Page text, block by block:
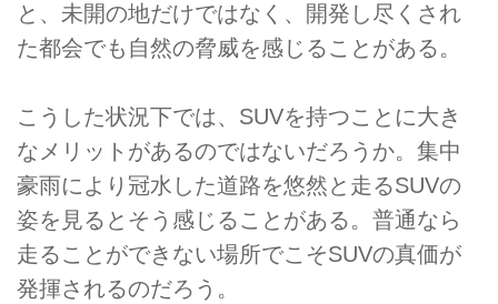
と、未開の地だけではなく、開発し尽くされ
た都会でも自然の脅威を感じることがある。
こうした状況下では、SUVを持つことに大き
なメリットがあるのではないだろうか。集中
豪雨により冠水した道路を悠然と走るSUVの
姿を見るとそう感じることがある。普通なら
走ることができない場所でこそSUVの真価が
発揮されるのだろう。